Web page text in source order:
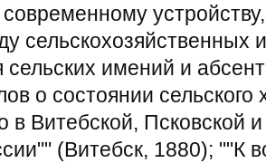
современному
сельскохозяйственных
сельских имений и
о состоянии сельского
в Витебской, Псковской
(Витебск, 1880); ""К